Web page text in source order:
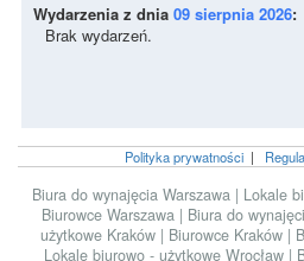
Wydarzenia z dnia 09 sierpnia 2026:
Brak wydarzeń.
Polityka prywatności|
Biura do wynajęcia Warszawa | Lokale
Biurowce Warszawa | Biura do
użytkowe Kraków | Biurowce Kraków |
Lokale biurowo - użytkowe Wrocław |